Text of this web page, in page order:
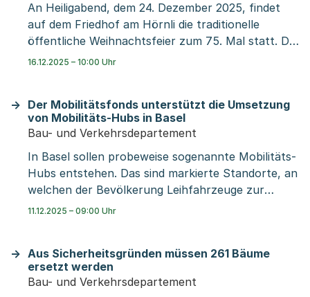
grosser Wirkung. Dieses Vorhaben ist in einem
überschaubaren Zeitrahmen umsetzbar und im
gegebenen Gesamtrahmen finanzierbar. Im
Gegenzug fordert die Region nun mit Nachdruck
Botschaft des Bundes zum Bahnausbau.
An Heiligabend, dem 24. Dezember 2025, findet
auf dem Friedhof am Hörnli die traditionelle
öffentliche Weihnachtsfeier zum 75. Mal statt. Die
Zeremonie beginnt um 17 Uhr auf dem
Musikvereine unter der Leitung von Sergei
Yemelyanenkow. Pfarrer Lukas Wenk, Alters- und
Pflegeheim-Seelsorger, wird eine festliche
Ansprache halten. Die Bevölkerung ist herzlich
eingeladen, am feierlichen Anlass teilzunehmen.
16.12.2025 – 10:00 Uhr
Der Mobilitätsfonds unterstützt die Umsetzung
von Mobilitäts-Hubs in Basel
Bau- und Verkehrsdepartement
In Basel sollen probeweise sogenannte Mobilitäts-
Hubs entstehen. Das sind markierte Standorte, an
welchen der Bevölkerung Leihfahrzeuge zur
Verfügung stehen. Der Mobilitätsfonds beteiligt
solcher Hubs. Damit leistet der Kanton einen
weiteren Beitrag zugunsten einer
flächeneffizienten, emissionsarmen sowie klima-
11.12.2025 – 09:00 Uhr
Aus Sicherheitsgründen müssen 261 Bäume
ersetzt werden
Bau- und Verkehrsdepartement